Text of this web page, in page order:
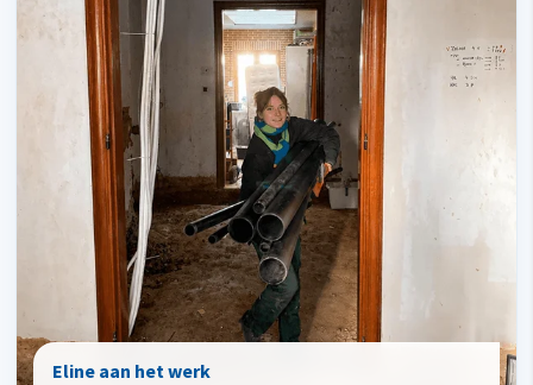
Eline aan het werk